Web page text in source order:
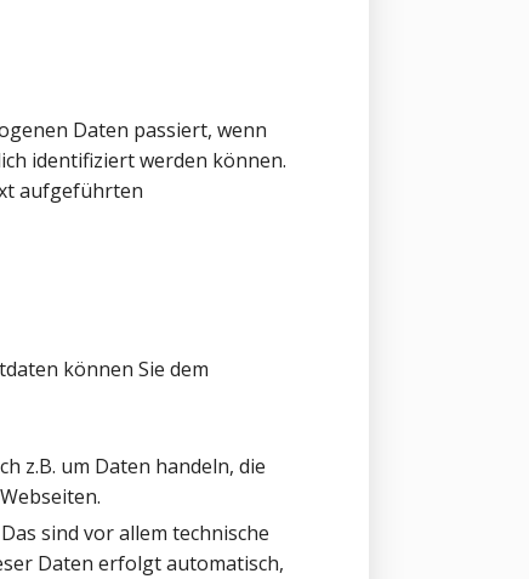
Daten passiert, wenn
identifiziert werden können.
aufgeführten
können Sie dem
z.B. um Daten handeln, die
sind vor allem technische
Daten erfolgt automatisch,